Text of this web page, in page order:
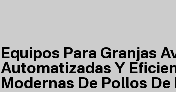
Equipos Para Granjas
Automatizadas Y
Modernas De Pollos